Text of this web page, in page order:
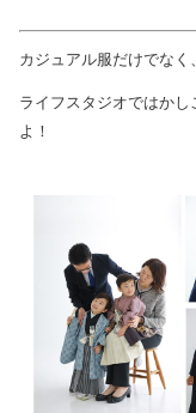
カジュアル服だけでなく
ライフスタジオではか
よ！